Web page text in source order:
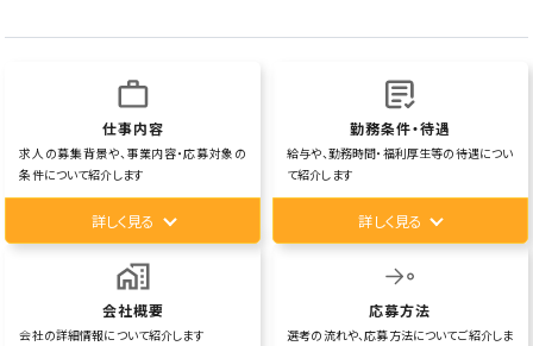
仕事内容
求人の募集背景や、事業内容・応募対象の
条件について紹介します
詳しく見る
勤務条件・待遇
給与や、勤務時間・福利厚生等の待遇につい
て紹介します
詳しく見る
会社概要
会社の詳細情報について紹介します
応募方法
選考の流れや、応募方法についてご紹介しま